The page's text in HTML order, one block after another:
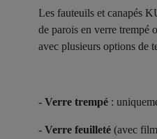
Les fauteuils et canapés
de parois en verre trempé
avec plusieurs options de
- Verre trempé :
- Verre feuilleté (avec